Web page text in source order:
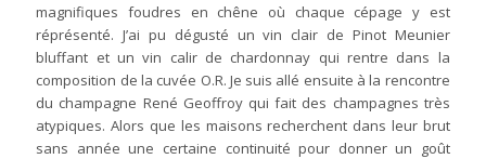
magnifiques foudres en chêne où chaque cépage y est
réprésenté. J’ai pu dégusté un vin clair de Pinot Meunier
bluffant et un vin calir de chardonnay qui rentre dans la
composition de la cuvée O.R. Je suis allé ensuite à la rencontre
du champagne René Geoffroy qui fait des champagnes très
atypiques. Alors que les maisons recherchent dans leur brut
sans année une certaine continuité pour donner un goût